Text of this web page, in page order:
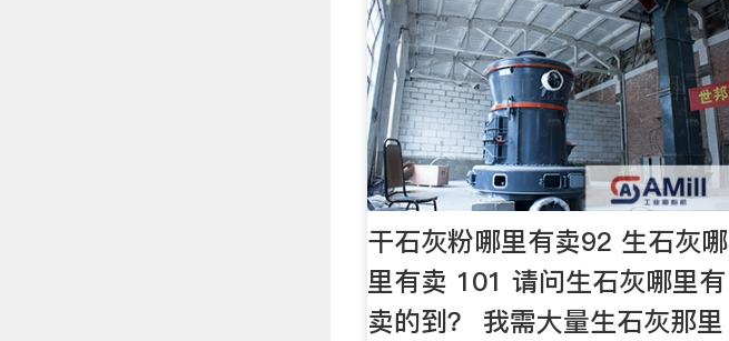
干石灰粉哪里有卖92 生石灰哪
里有卖 101 请问生石灰哪里有
卖的到？ 我需大量生石灰那里